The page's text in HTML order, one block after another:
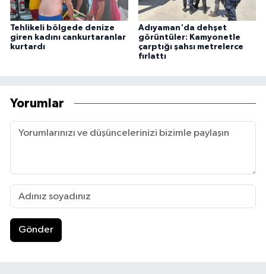
Tehlikeli bölgede denize
giren kadını cankurtaranlar
kurtardı
Adıyaman'da dehşet
görüntüler: Kamyonetle
çarptığı şahsı metrelerce
fırlattı
Yorumlar
Gönder